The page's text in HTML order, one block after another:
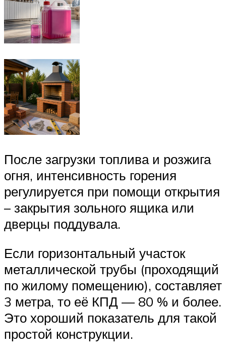
После загрузки топлива и розжига
огня, интенсивность горения
регулируется при помощи открытия
– закрытия зольного ящика или
дверцы поддувала.
Если горизонтальный участок
металлической трубы (проходящий
по жилому помещению), составляет
3 метра, то её КПД — 80 % и более.
Это хороший показатель для такой
простой конструкции.